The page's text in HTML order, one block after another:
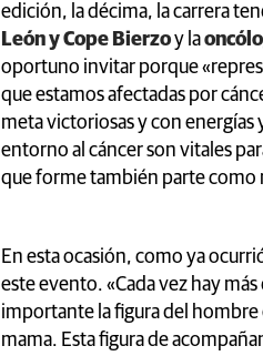
edición, la décima, la carrera
León y Cope Bierzoy la
oportuno invitar porque
que estamos afectadas por
meta victoriosas y con energías
entorno al cáncer son vitales
que forme también parte como
En esta ocasión, como ya
este evento. «Cada vez hay
importante la figura del hombre
mama. Esta figura de